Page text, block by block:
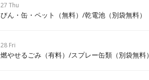
27 Thu
びん・缶・ペット（無料）/乾電池（別袋無料）
28 Fri
燃やせるごみ（有料）/スプレー缶類（別袋無料）